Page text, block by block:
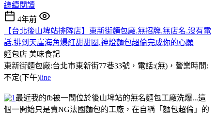
繼續閱讀
4年前
【台北後山埤站排隊店】東新街麵包廠.無招牌.無店名.沒有電
話.排到天崖海角爆紅甜甜圈.神燈麵包超倫完成你的心願
麵包店 美味食記
東新街麵包廠:台北市東新街77巷33號，電話:(無)，營業時間:
不定(下午)line
最近我的fb被一間位於後山埤站的無名麵包工廠洗爆...這
個一開始只是賣NG法國麵包的工廠，在自稱「麵包超倫」的